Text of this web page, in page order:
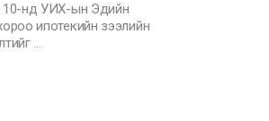
10-нд УИХ-ын Эдийн
ипотекийн зээлийн
…